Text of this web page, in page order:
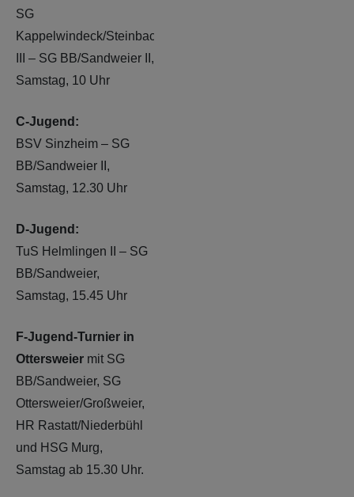
SG
Kappelwindeck/Steinbach
III – SG BB/Sandweier II,
Samstag, 10 Uhr
C-Jugend:
BSV Sinzheim – SG
BB/Sandweier II,
Samstag, 12.30 Uhr
D-Jugend:
TuS Helmlingen II – SG
BB/Sandweier,
Samstag, 15.45 Uhr
F-Jugend-Turnier in
Ottersweier mit SG
BB/Sandweier, SG
Ottersweier/Großweier,
HR Rastatt/Niederbühl
und HSG Murg,
Samstag ab 15.30 Uhr.